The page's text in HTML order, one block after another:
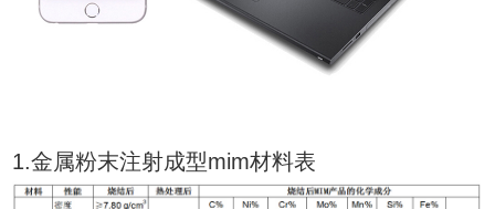
1.金属粉末注射成型mim材料表